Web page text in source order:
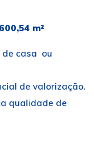
m²
de casa ou
de valorização.
qualidade de